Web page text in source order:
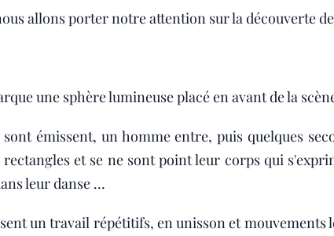
allons porter notre attention sur la découverte
une sphère lumineuse placé en avant de la
émissent, un homme entre, puis quelques
et se ne sont point leur corps qui
leur danse …
un travail répétitifs, en unisson et mouvements